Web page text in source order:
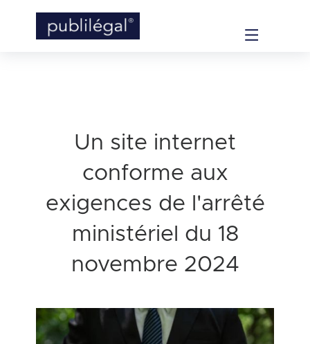
Un site internet
conforme aux
exigences de l'arrêté
ministériel du 18
novembre 2024